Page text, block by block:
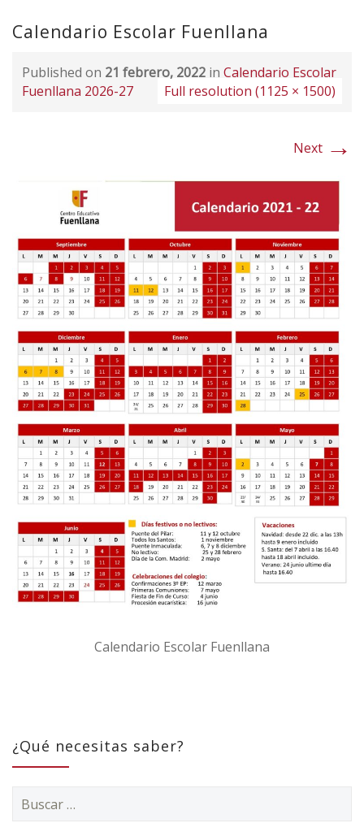
Calendario Escolar Fuenllana
Published on 21 febrero, 2022 in Calendario Escolar
Fuenllana 2026-27
Full resolution (1125 × 1500)
Next →
Calendario Escolar Fuenllana
¿Qué necesitas saber?